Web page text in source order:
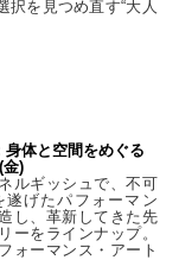
を見つめ直す“大人
体と空間をめぐる
)
ルギッシュで、不可
げたパフォーマン
し、革新してきた先
ーをラインナップ。
ォーマンス・アート